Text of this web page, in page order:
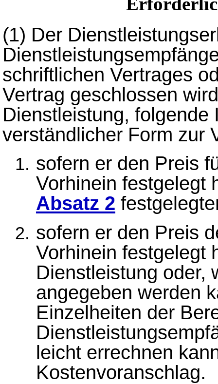
(1) Der
schriftlichen Vertrages
Vertrag geschlossen
Dienstleistung,
verständlicher Form zur
sofern er den Preis
Vorhinein festgelegt
Absatz 2
sofern er den Preis
Vorhinein festgelegt
Dienstleistung oder,
angegeben werden
Einzelheiten der
leicht errechnen
Kostenvoranschlag.